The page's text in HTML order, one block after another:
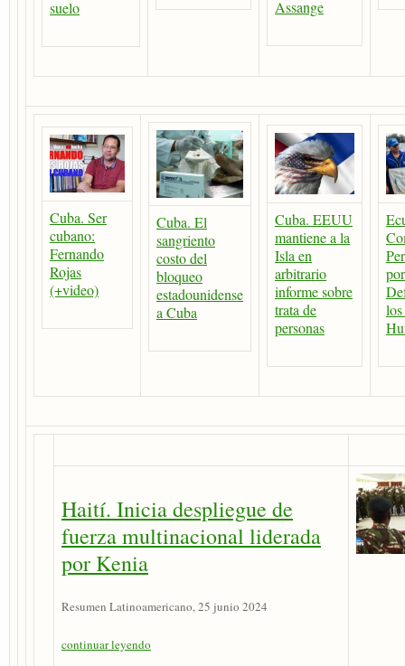
suelo
Assange
Cuba. Ser
cubano:
Fernando
Rojas
(+video)
Cuba. El
sangriento
costo del
bloqueo
estadounidense
a Cuba
Cuba. EEUU
mantiene a la
Isla en
arbitrario
informe sobre
trata de
personas
Haití. Inicia despliegue de
fuerza multinacional liderada
por Kenia
Resumen Latinoamericano, 25 junio 2024
continuar leyendo